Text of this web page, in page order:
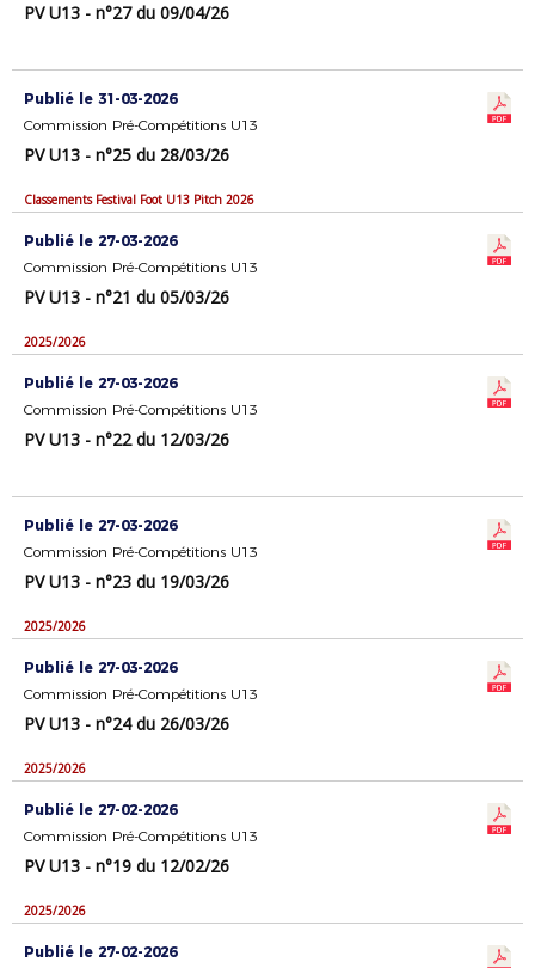
PV U13 - n°27 du 09/04/26
Publié le 31-03-2026
Commission Pré-Compétitions U13
PV U13 - n°25 du 28/03/26
Classements Festival Foot U13 Pitch 2026
Publié le 27-03-2026
Commission Pré-Compétitions U13
PV U13 - n°21 du 05/03/26
2025/2026
Publié le 27-03-2026
Commission Pré-Compétitions U13
PV U13 - n°22 du 12/03/26
Publié le 27-03-2026
Commission Pré-Compétitions U13
PV U13 - n°23 du 19/03/26
2025/2026
Publié le 27-03-2026
Commission Pré-Compétitions U13
PV U13 - n°24 du 26/03/26
2025/2026
Publié le 27-02-2026
Commission Pré-Compétitions U13
PV U13 - n°19 du 12/02/26
2025/2026
Publié le 27-02-2026